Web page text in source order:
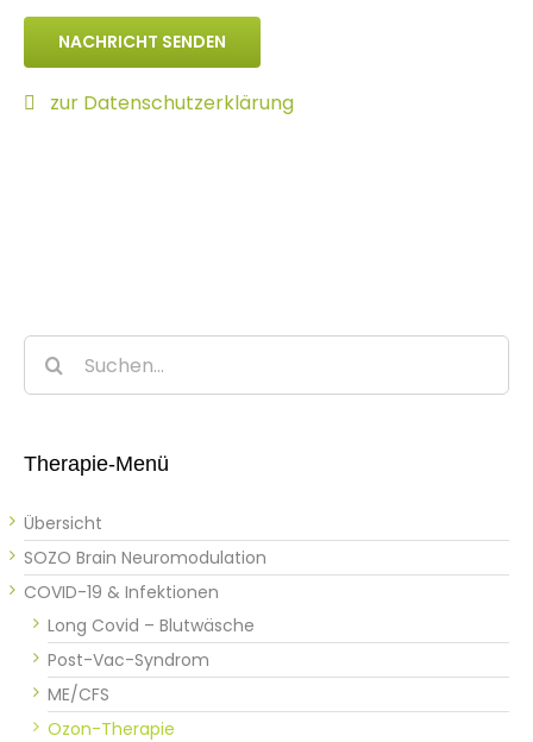
NACHRICHT SENDEN
zur Datenschutzerklärung
Suche
nach:
Therapie-Menü
Übersicht
SOZO Brain Neuromodulation
COVID-19 & Infektionen
Long Covid – Blutwäsche
Post-Vac-Syndrom
ME/CFS
Ozon-Therapie